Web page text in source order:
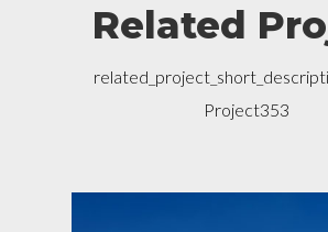
Related
Project353